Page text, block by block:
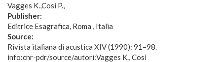
Vagges K. Cosi P.
Publisher:
Editrice Esagrafica, Roma , Italia
Source:
Rivista italiana di acustica XIV (1990): 91–98.
info:cnr-pdr/source/autori:Vagges K., Cosi